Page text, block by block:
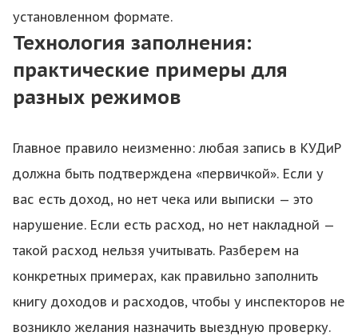
установленном формате.
Технология заполнения:
практические примеры для
разных режимов
Главное правило неизменно: любая запись в КУДиР
должна быть подтверждена «первичкой». Если у
вас есть доход, но нет чека или выписки — это
нарушение. Если есть расход, но нет накладной —
такой расход нельзя учитывать. Разберем на
конкретных примерах, как правильно заполнить
книгу доходов и расходов, чтобы у инспекторов не
возникло желания назначить выездную проверку.